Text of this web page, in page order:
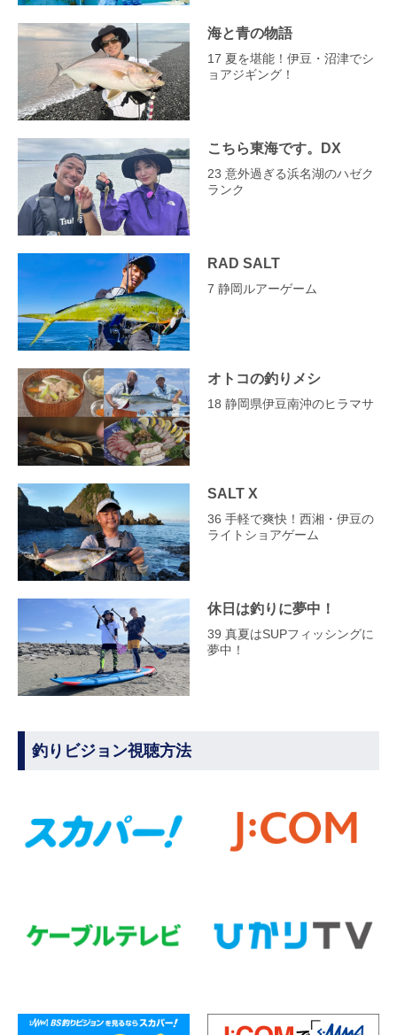
海と青の物語
17 夏を堪能！伊豆・沼津でシ
ョアジギング！
こちら東海です。DX
23 意外過ぎる浜名湖のハゼク
ランク
RAD SALT
7 静岡ルアーゲーム
オトコの釣りメシ
18 静岡県伊豆南沖のヒラマサ
SALT X
36 手軽で爽快！西湘・伊豆の
ライトショアゲーム
休日は釣りに夢中！
39 真夏はSUPフィッシングに
夢中！
釣りビジョン視聴方法